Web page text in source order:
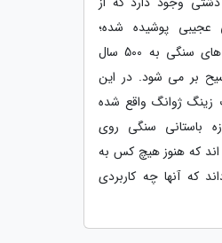
پوشیده شده؛
قدمت این کوزه های سنگی به 500 سال
بر می شود. در این
ژوانگ واقع شده
باستانی سنگی روی
که هنوز هیچ کس به
که آنها چه کاربردی